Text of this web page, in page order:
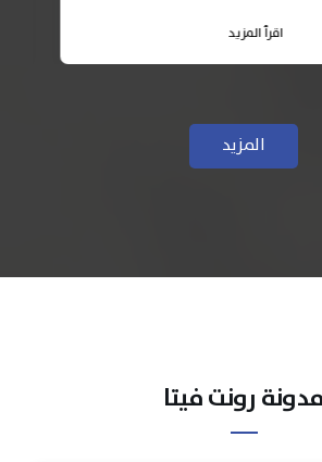
اقرأ المزيد
المزيد
مدونة رونت فيتا